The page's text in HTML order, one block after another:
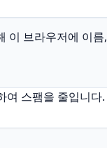
이 브라우저에 이
여 스팸을 줄입니다.